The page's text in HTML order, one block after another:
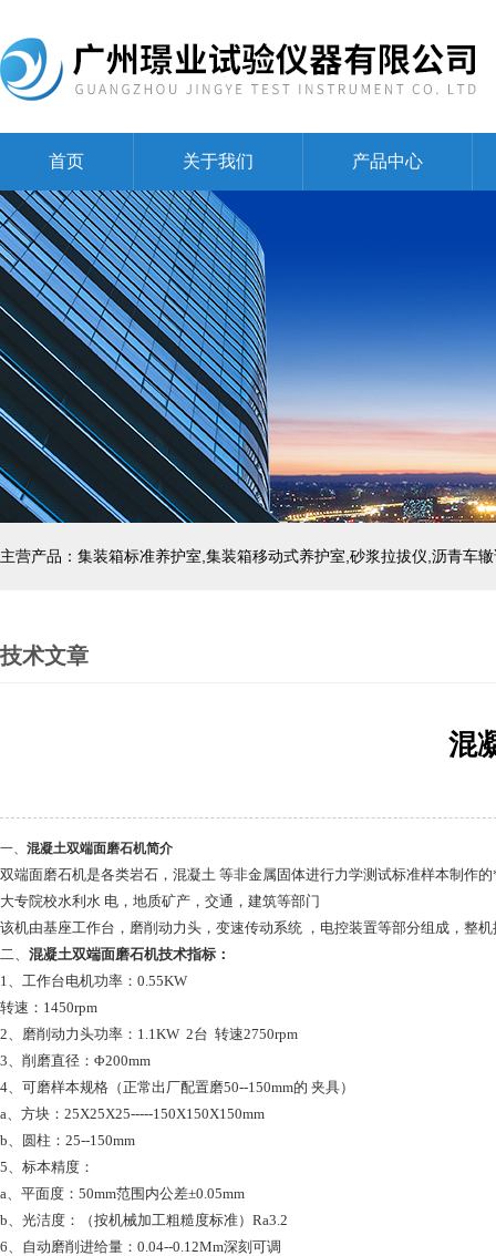
首页 关于我们 产品中心
主营产品：集装箱标准养护室,集装箱移动式养护室,砂浆拉拔仪,沥青车
技术文章
混
一、 混凝土双端面磨石机简介
双端面磨石机是各类岩石，混凝土 等非金属固体进行力学测试标准样本制作
大专院校水利水 电，地质矿产，交通，建筑等部门
该机由基座工作台，磨削动力头，变速传动系统 ，电控装置等部分组成，整
二、 混凝土双端面磨石机技术指标：
1、工作台电机功率：0.55KW
转速：1450rpm
2、磨削动力头功率：1.1KW 2台 转速2750rpm
3、削磨直径：Φ200mm
4、可磨样本规格（正常出厂配置磨50--150mm的 夹具）
a、方块：25X25X25-----150X150X150mm
b、圆柱：25--150mm
5、标本精度：
a、平面度：50mm范围内公差±0.05mm
b、光洁度：（按机械加工粗糙度标准）Ra3.2
6、自动磨削进给量：0.04--0.12Mm深刻可调